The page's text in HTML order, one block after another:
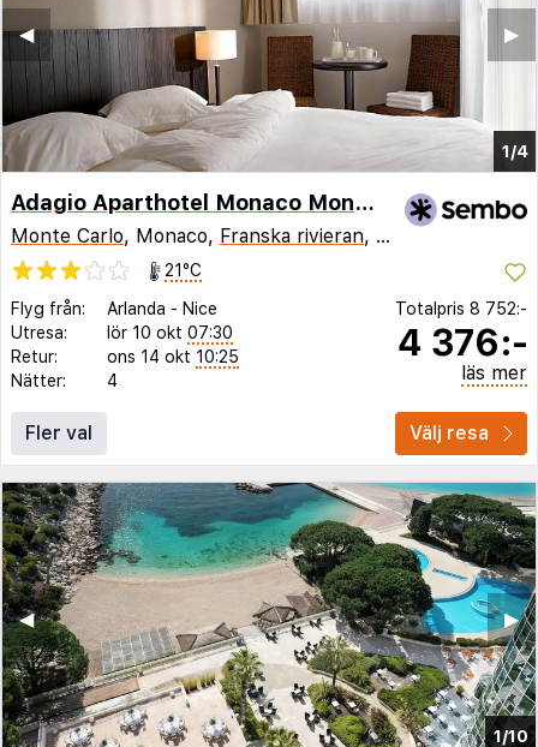
1/4
▶︎
◀︎
Adagio Aparthotel Monaco Monte Cristo
Monte Carlo, Monaco, Franska rivieran, Frankrike
21°C
Flyg från:
Arlanda - Nice
Utresa:
lör 10 okt 07:30
Retur:
ons 14 okt 10:25
Nätter:
4
Totalpris 8 752:-
4 376:-
läs mer
Fler val Välj resa
1/10
▶︎
◀︎